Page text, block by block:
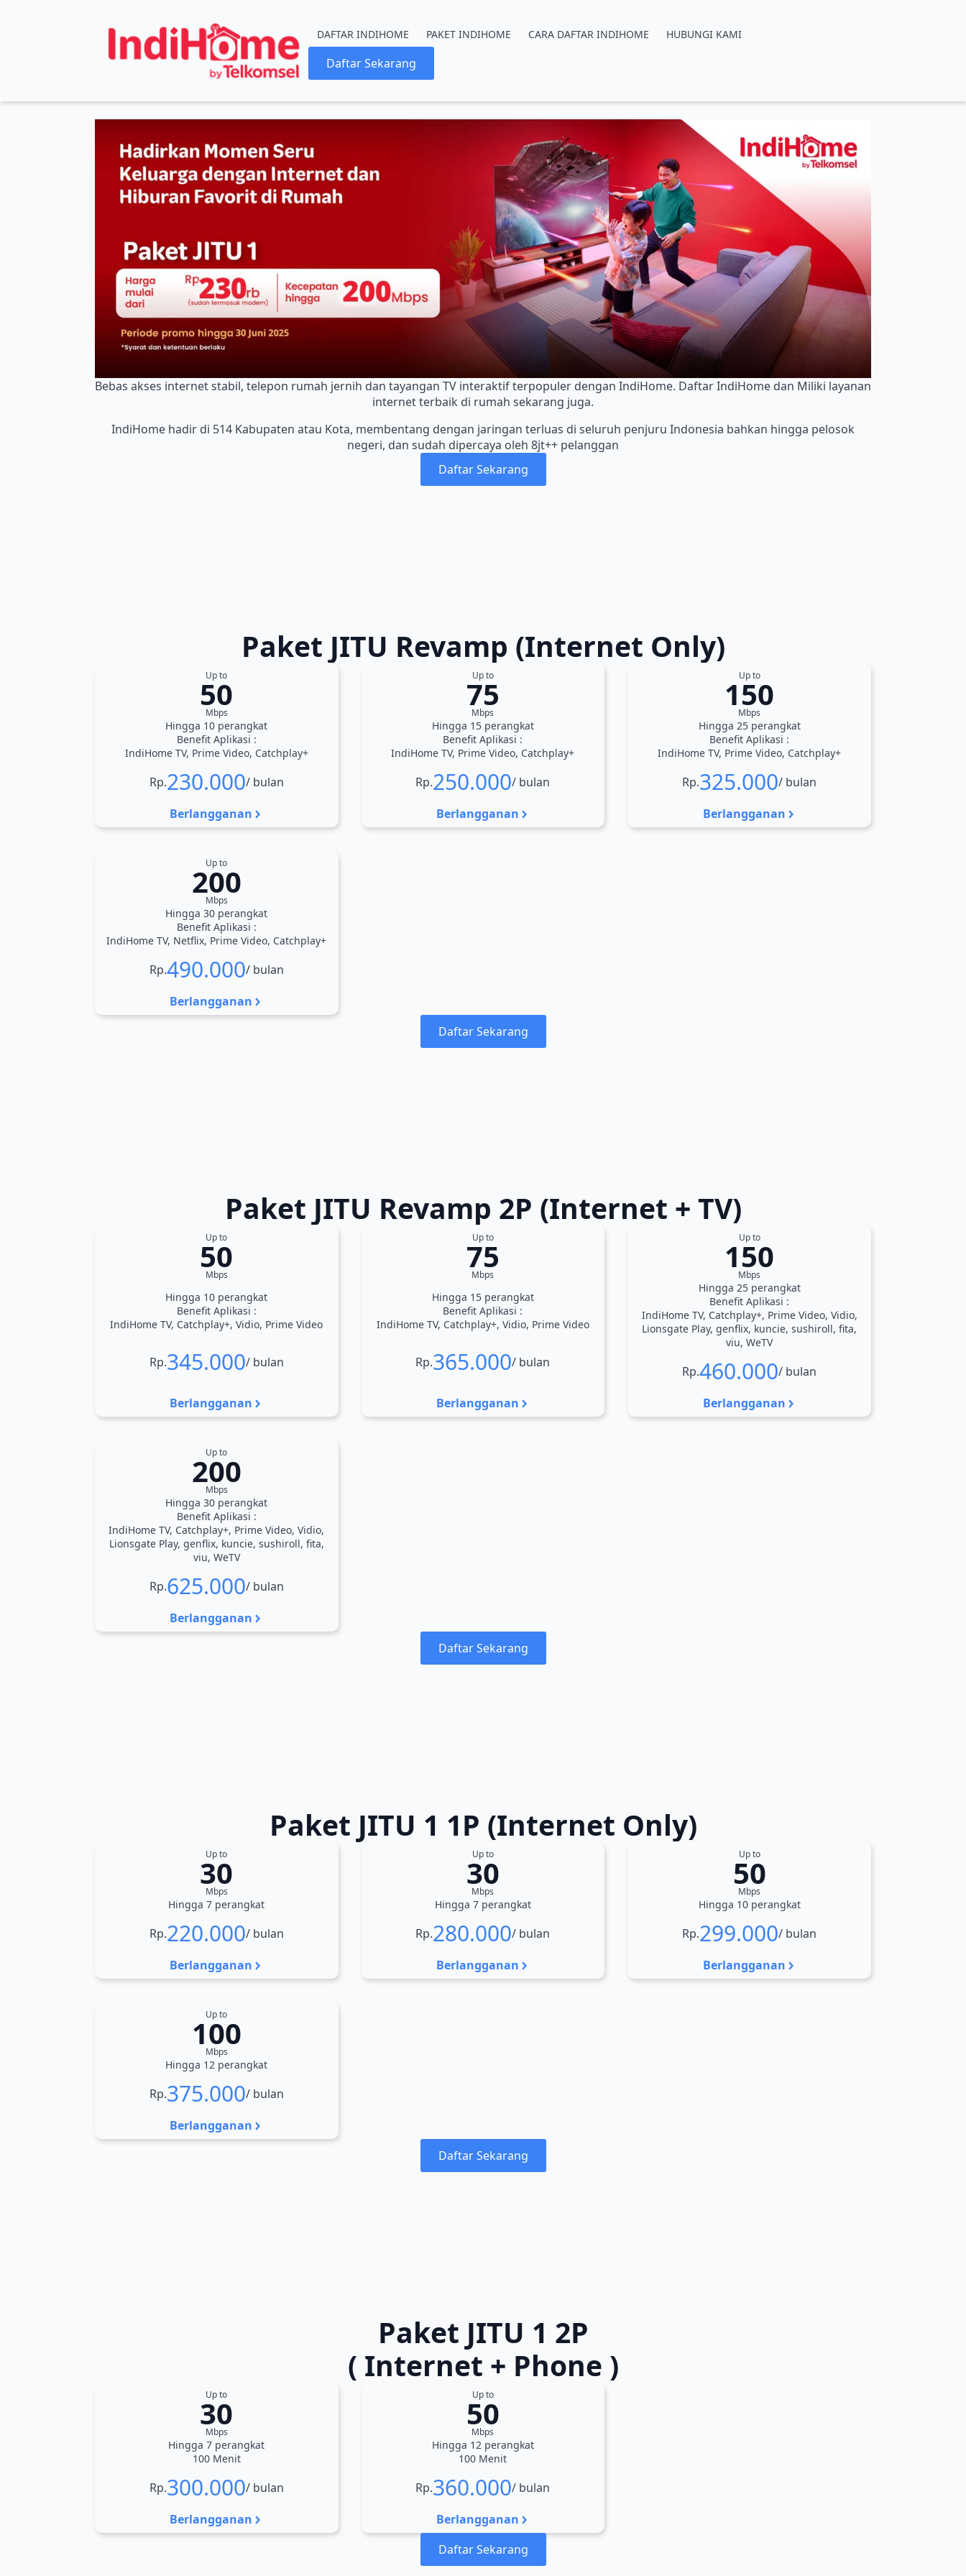
DAFTAR INDIHOME PAKET INDIHOME CARA DAFTAR INDIHOME HUBUNGI KAMI
Daftar Sekarang
Bebas akses internet stabil, telepon rumah jernih dan tayangan TV interaktif terpopuler dengan IndiHome. Daftar IndiHome dan Miliki layanan
internet terbaik di rumah sekarang juga.
IndiHome hadir di 514 Kabupaten atau Kota, membentang dengan jaringan terluas di seluruh penjuru Indonesia bahkan hingga pelosok
negeri, dan sudah dipercaya oleh 8jt++ pelanggan
Daftar Sekarang
Paket JITU Revamp (Internet Only)
Up to
50
Mbps
Hingga 10 perangkat
Benefit Aplikasi :
IndiHome TV, Prime Video, Catchplay+
Rp.230.000/ bulan
Berlangganan
Up to
75
Mbps
Hingga 15 perangkat
Benefit Aplikasi :
IndiHome TV, Prime Video, Catchplay+
Rp.250.000/ bulan
Berlangganan
Up to
150
Mbps
Hingga 25 perangkat
Benefit Aplikasi :
IndiHome TV, Prime Video, Catchplay+
Rp.325.000/ bulan
Berlangganan
Up to
200
Mbps
Hingga 30 perangkat
Benefit Aplikasi :
IndiHome TV, Netflix, Prime Video, Catchplay+
Rp.490.000/ bulan
Berlangganan
Daftar Sekarang
Paket JITU Revamp 2P (Internet + TV)
Up to
50
Mbps
Hingga 10 perangkat
Benefit Aplikasi :
IndiHome TV, Catchplay+, Vidio, Prime Video
Rp.345.000/ bulan
Berlangganan
Up to
75
Mbps
Hingga 15 perangkat
Benefit Aplikasi :
IndiHome TV, Catchplay+, Vidio, Prime Video
Rp.365.000/ bulan
Berlangganan
Up to
150
Mbps
Hingga 25 perangkat
Benefit Aplikasi :
IndiHome TV, Catchplay+, Prime Video, Vidio,
Lionsgate Play, genflix, kuncie, sushiroll, fita,
viu, WeTV
Rp.460.000/ bulan
Berlangganan
Up to
200
Mbps
Hingga 30 perangkat
Benefit Aplikasi :
IndiHome TV, Catchplay+, Prime Video, Vidio,
Lionsgate Play, genflix, kuncie, sushiroll, fita,
viu, WeTV
Rp.625.000/ bulan
Berlangganan
Daftar Sekarang
Paket JITU 1 1P (Internet Only)
Up to
30
Mbps
Hingga 7 perangkat
Rp.220.000/ bulan
Berlangganan
Up to
30
Mbps
Hingga 7 perangkat
Rp.280.000/ bulan
Berlangganan
Up to
50
Mbps
Hingga 10 perangkat
Rp.299.000/ bulan
Berlangganan
Up to
100
Mbps
Hingga 12 perangkat
Rp.375.000/ bulan
Berlangganan
Daftar Sekarang
Paket JITU 1 2P
( Internet + Phone )
Up to
30
Mbps
Hingga 7 perangkat
100 Menit
Rp.300.000/ bulan
Berlangganan
Up to
50
Mbps
Hingga 12 perangkat
100 Menit
Rp.360.000/ bulan
Berlangganan
Daftar Sekarang